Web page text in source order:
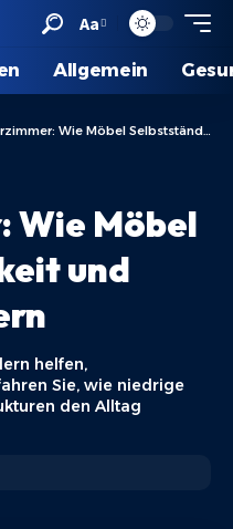
Aa
Allgemein
Möbel Selbstständigkeit und Ordnung fördern
Wie Möbel
und
helfen,
Sie, wie niedrige
den Alltag